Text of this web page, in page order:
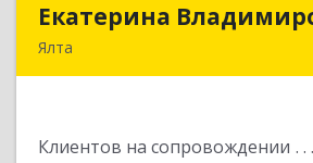
Екатерина
Ялта
Клиентов на сопровождении
Екатерина